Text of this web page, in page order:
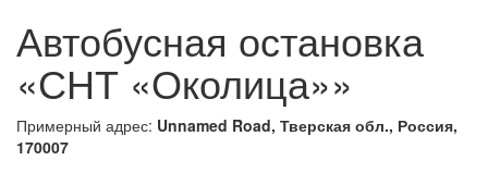
Автобусная остановка
«СНТ «Околица»»
Примерный адрес: Unnamed Road, Тверская обл., Россия,
170007